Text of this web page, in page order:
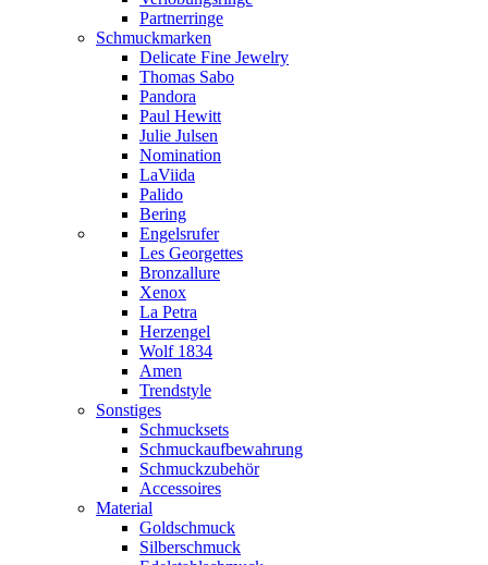
Partnerringe
Schmuckmarken
Delicate Fine Jewelry
Thomas Sabo
Pandora
Paul Hewitt
Julie Julsen
Nomination
LaViida
Palido
Bering
Engelsrufer
Les Georgettes
Bronzallure
Xenox
La Petra
Herzengel
Wolf 1834
Amen
Trendstyle
Sonstiges
Schmucksets
Schmuckaufbewahrung
Schmuckzubehör
Accessoires
Material
Goldschmuck
Silberschmuck